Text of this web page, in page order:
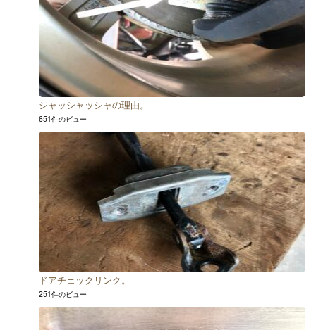
シャッシャッシャの理由。
651件のビュー
ドアチェックリンク。
251件のビュー